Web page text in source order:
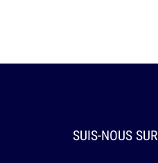
SUIS-NOUS SUR